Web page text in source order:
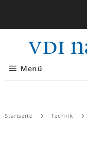
Menü
Startseite Technik